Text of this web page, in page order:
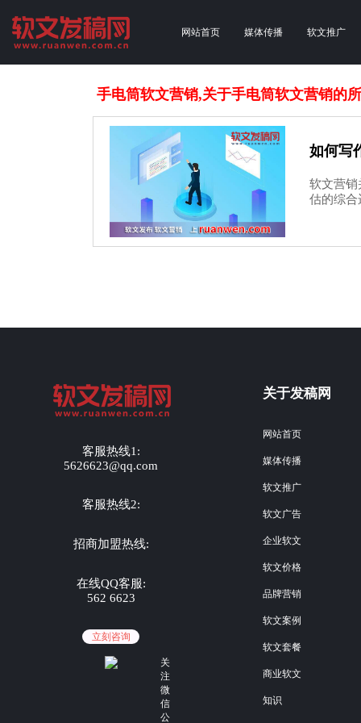
网站首页 媒体传播 软文推广
手电筒软文营销,关于手电筒软文营销的
如何写
软文营销
估的综合
客服热线1:
5626623@qq.com
客服热线2:
招商加盟热线:
在线QQ客服:
562 6623
立刻咨询
关
注
微
信
公
关于发稿网
网站首页
媒体传播
软文推广
软文广告
企业软文
软文价格
品牌营销
软文案例
软文套餐
商业软文
知识